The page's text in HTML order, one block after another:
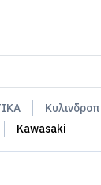
Kawasaki